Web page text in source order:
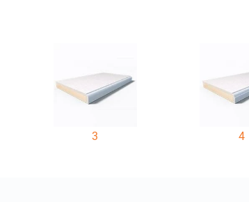
3 4